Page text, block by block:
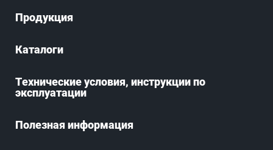
Продукция
Каталоги
Технические условия, инструкции по
эксплуатации
Полезная информация